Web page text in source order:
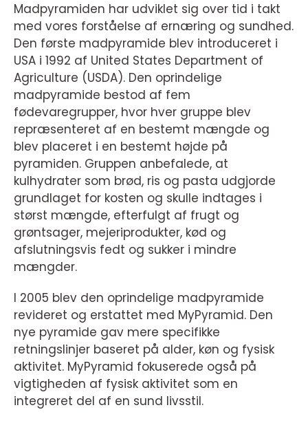
Madpyramiden har udviklet sig over tid i takt
med vores forståelse af ernæring og sundhed.
Den første madpyramide blev introduceret i
USA i 1992 af United States Department of
Agriculture (USDA). Den oprindelige
madpyramide bestod af fem
fødevaregrupper, hvor hver gruppe blev
repræsenteret af en bestemt mængde og
blev placeret i en bestemt højde på
pyramiden. Gruppen anbefalede, at
kulhydrater som brød, ris og pasta udgjorde
grundlaget for kosten og skulle indtages i
størst mængde, efterfulgt af frugt og
grøntsager, mejeriprodukter, kød og
afslutningsvis fedt og sukker i mindre
mængder.
I 2005 blev den oprindelige madpyramide
revideret og erstattet med MyPyramid. Den
nye pyramide gav mere specifikke
retningslinjer baseret på alder, køn og fysisk
aktivitet. MyPyramid fokuserede også på
vigtigheden af fysisk aktivitet som en
integreret del af en sund livsstil.